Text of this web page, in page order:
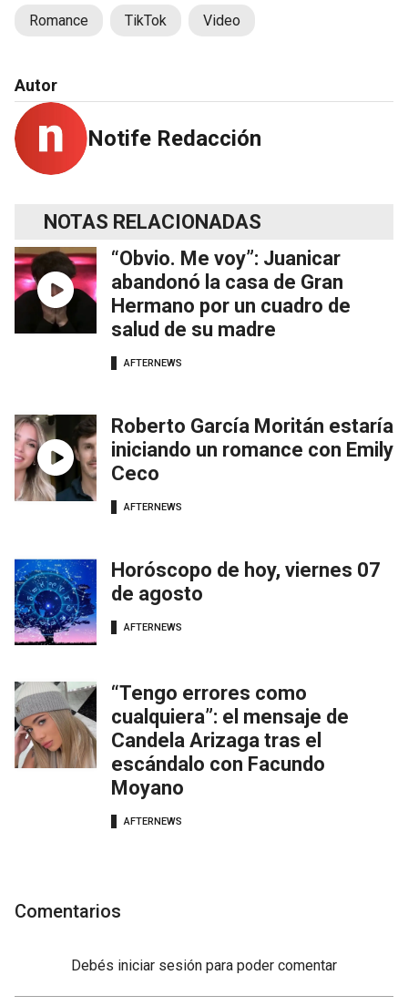
Romance TikTok Video
Autor
Notife Redacción
NOTAS RELACIONADAS
“Obvio. Me voy”: Juanicar
abandonó la casa de Gran
Hermano por un cuadro de
salud de su madre
AFTERNEWS
Roberto García Moritán estaría
iniciando un romance con Emily
Ceco
AFTERNEWS
Horóscopo de hoy, viernes 07
de agosto
AFTERNEWS
“Tengo errores como
cualquiera”: el mensaje de
Candela Arizaga tras el
escándalo con Facundo
Moyano
AFTERNEWS
Comentarios
Debés iniciar sesión para poder comentar